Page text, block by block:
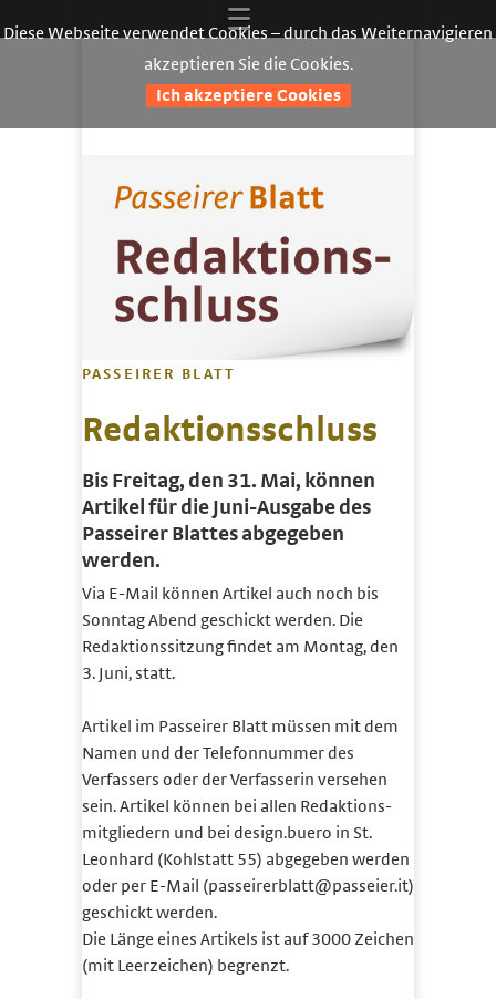
PASSEIRER BLATT
Redaktionsschluss
Bis Freitag, den 31. Mai, können
Artikel für die Juni-Ausgabe des
Passeirer Blattes abgegeben
werden.
Via E-Mail können Artikel auch noch bis
Sonntag Abend geschickt werden. Die
Redaktionssitzung findet am Montag, den
3. Juni, statt.
Artikel im Passeirer Blatt müssen mit dem
Namen und der Telefonnummer des
Verfassers oder der Verfasserin versehen
sein. Artikel können bei allen Redaktions­
mitgliedern und bei design.buero in St.
Leonhard (Kohlstatt 55) abgegeben werden
oder per E-Mail (passeirerblatt@passeier.it)
geschickt werden.
Die Länge eines Artikels ist auf 3000 Zeichen
(mit Leerzeichen) begrenzt.
Diese Webseite verwendet Cookies – durch das Weiternavigieren
akzeptieren Sie die Cookies.
Ich akzeptiere Cookies